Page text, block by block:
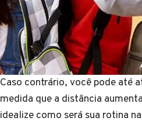
Caso contrário, você pode até
medida que a distância
idealize como será sua rotina